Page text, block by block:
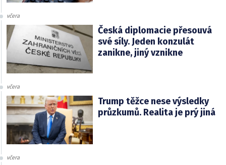
včera
Česká diplomacie přesouvá
své síly. Jeden konzulát
zanikne, jiný vznikne
včera
Trump těžce nese výsledky
průzkumů. Realita je prý jiná
včera